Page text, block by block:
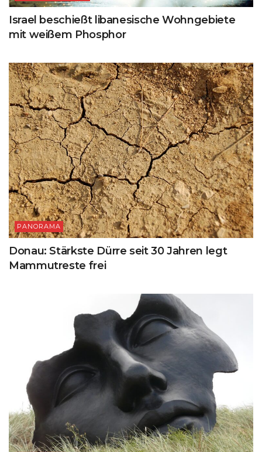
Israel beschießt libanesische Wohngebiete
mit weißem Phosphor
PANORAMA
Donau: Stärkste Dürre seit 30 Jahren legt
Mammutreste frei